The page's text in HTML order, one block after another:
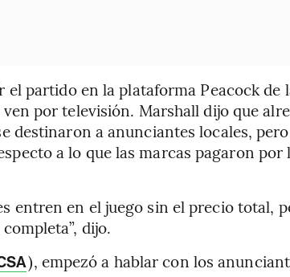
partido en la plataforma Peacock de
por televisión. Marshall dijo que
destinaron a anunciantes locales,
a lo que las marcas pagaron por
entren en el juego sin el precio total,
dijo.
), empezó a hablar con los